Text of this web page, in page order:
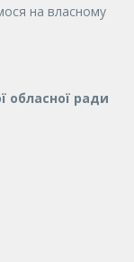
на власному
обласної ради